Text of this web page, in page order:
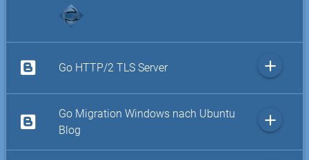
Go HTTP/2 TLS Server add
Go Migration Windows nach Ubuntu
Blog
add